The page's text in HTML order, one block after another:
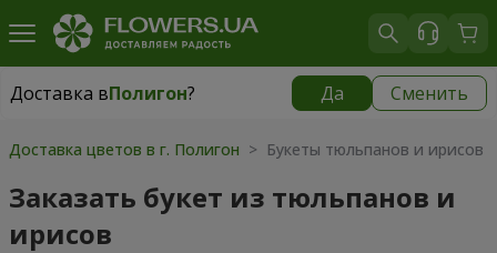
Доставка вПолигон? Да Сменить
Доставка вПолигон|
Доставка цветов в г. Полигон > Букеты тюльпанов и ирисов
Заказать букет из тюльпанов и
ирисов